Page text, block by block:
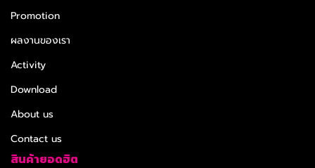
Promotion
ผลงานของเรา
Activity
Download
About us
Contact us
สินค้ายอดฮิต